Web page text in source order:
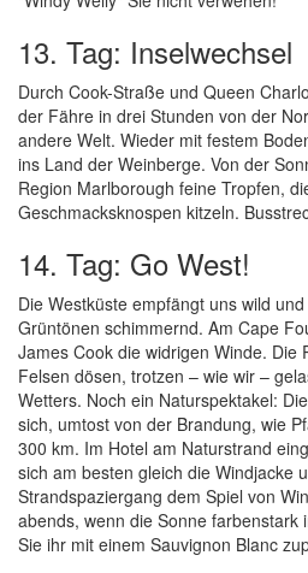
13. Tag: Inselwechsel
Durch Cook-Straße und Queen
der Fähre in drei Stunden von der
andere Welt. Wieder mit festem
ins Land der Weinberge. Von der
Region Marlborough feine Tropfen,
Geschmacksknospen kitzeln.
14. Tag: Go West!
Die Westküste empfängt uns wild
Grüntönen schimmernd. Am Cape
James Cook die widrigen Winde. Die
Felsen dösen, trotzen – wie wir –
Wetters. Noch ein Naturspektakel:
sich, umtost von der Brandung, wie
300 km. Im Hotel am Naturstrand
sich am besten gleich die Windjacke
Strandspaziergang dem Spiel von
abends, wenn die Sonne farbenstark
Sie ihr mit einem Sauvignon Blanc